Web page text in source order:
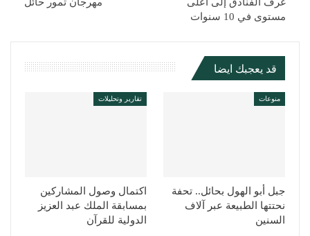
غرف الفنادق إلى أعلى
مستوى في 10 سنوات
مهرجان تمور حائل
قد يعجبك ايضا
منوعات
جبل أبو الهول بحائل.. تحفة
نحتتها الطبيعة عبر آلاف
السنين
تقارير وتحليلات
اكتمال وصول المشاركين
بمسابقة الملك عبد العزيز
الدولية للقرآن